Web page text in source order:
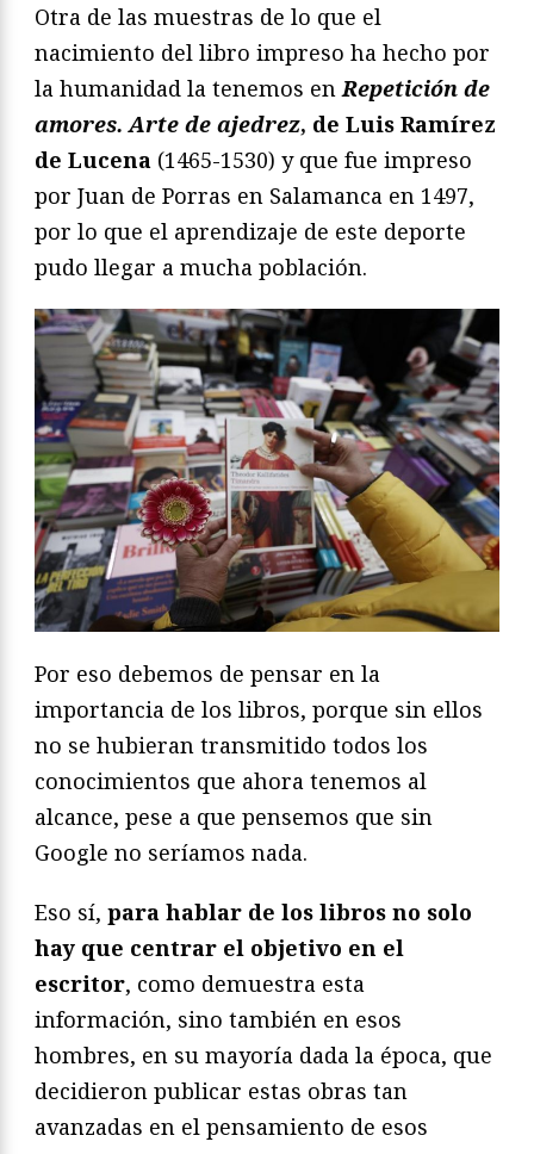
Otra de las muestras de lo que el
nacimiento del libro impreso ha hecho por
la humanidad la tenemos en Repetición de
amores. Arte de ajedrez, de Luis Ramírez
de Lucena (1465-1530) y que fue impreso
por Juan de Porras en Salamanca en 1497,
por lo que el aprendizaje de este deporte
pudo llegar a mucha población.
Por eso debemos de pensar en la
importancia de los libros, porque sin ellos
no se hubieran transmitido todos los
conocimientos que ahora tenemos al
alcance, pese a que pensemos que sin
Google no seríamos nada.
Eso sí, para hablar de los libros no solo
hay que centrar el objetivo en el
escritor, como demuestra esta
información, sino también en esos
hombres, en su mayoría dada la época, que
decidieron publicar estas obras tan
avanzadas en el pensamiento de esos